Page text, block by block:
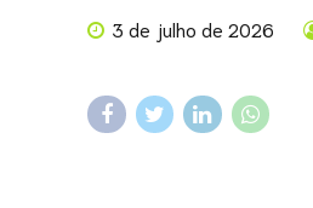
3 de julho de 2026